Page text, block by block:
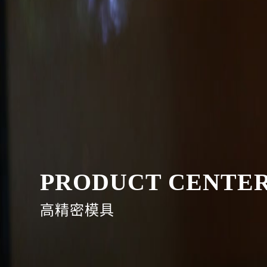
PRODUCT
高精密模具